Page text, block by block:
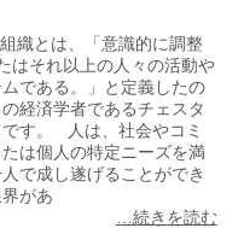
織とは、「意識的に調整
はそれ以上の人々の活動や
である。」と定義したの
経済学者であるチェスタ
す。 人は、社会やコミ
たは個人の特定ニーズを満
で成し遂げることができ
があ
…続きを読む